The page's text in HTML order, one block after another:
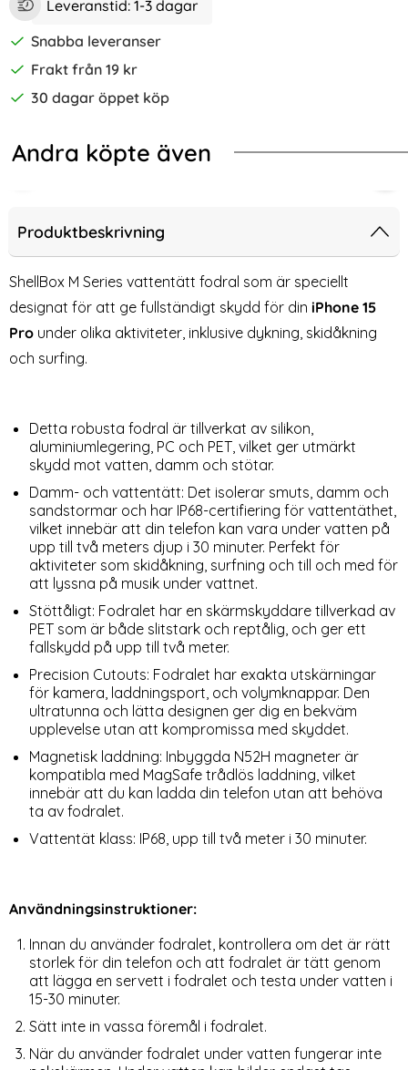
Leveranstid: 1-3 dagar
Snabba leveranser
Frakt från 19 kr
30 dagar öppet köp
Andra köpte även
i Härdat Glas
i Härdat glas
iPhone 14 Pro Max Skärmskydd i Härdat glas
ShellBox iPhone 15 Pro
MagSafe IP68 Aluminium
rea pris
369 kr
Tillgänglighet:
Lagervara
Köp
15 Pro MagSafe IP68 Aluminium Vattentät Skal
ShellBox iPhone 15 Pro MagSafe
2-Pack iPhone 15 Pro Härdat
Glas Skärmskydd (iPhone 15
Art. nr 235503
rea pris
129 kr Välj ...
2-
Tech-
Produktbeskrivning
ShellBox M Series vattentätt fodral som är speciellt
designat för att ge fullständigt skydd för din iPhone 15
Pro under olika aktiviteter, inklusive dykning, skidåkning
och surfing.
Detta robusta fodral är tillverkat av silikon,
aluminiumlegering, PC och PET, vilket ger utmärkt
skydd mot vatten, damm och stötar.
Damm- och vattentätt: Det isolerar smuts, damm och
sandstormar och har IP68-certifiering för vattentäthet,
vilket innebär att din telefon kan vara under vatten på
upp till två meters djup i 30 minuter. Perfekt för
aktiviteter som skidåkning, surfning och till och med för
att lyssna på musik under vattnet.
Stöttåligt: Fodralet har en skärmskyddare tillverkad av
PET som är både slitstark och reptålig, och ger ett
fallskydd på upp till två meter.
Precision Cutouts: Fodralet har exakta utskärningar
för kamera, laddningsport, och volymknappar. Den
ultratunna och lätta designen ger dig en bekväm
upplevelse utan att kompromissa med skyddet.
Magnetisk laddning: Inbyggda N52H magneter är
kompatibla med MagSafe trådlös laddning, vilket
innebär att du kan ladda din telefon utan att behöva
ta av fodralet.
Vattentät klass: IP68, upp till två meter i 30 minuter.
Användningsinstruktioner:
Innan du använder fodralet, kontrollera om det är rätt
storlek för din telefon och att fodralet är tätt genom
att lägga en servett i fodralet och testa under vatten i
15-30 minuter.
Sätt inte in vassa föremål i fodralet.
När du använder fodralet under vatten fungerar inte